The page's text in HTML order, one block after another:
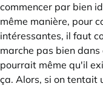
commencer par bien
même manière, pour
intéressantes, il faut
marche pas bien
pourrait même qu'il
ça. Alors, si on tentait